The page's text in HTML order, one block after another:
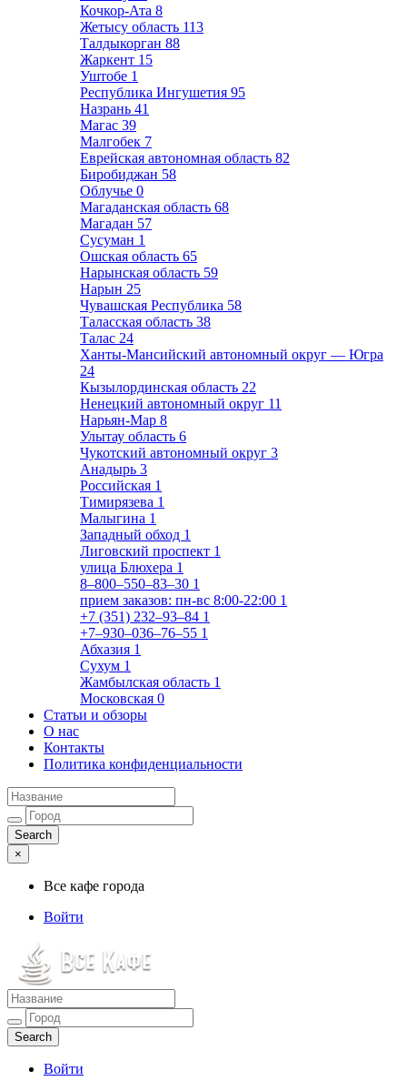
Кочкор-Ата 8
Жетысу область 113
Талдыкорган 88
Жаркент 15
Уштобе 1
Республика Ингушетия 95
Назрань 41
Магас 39
Малгобек 7
Еврейская автономная область 82
Биробиджан 58
Облучье 0
Магаданская область 68
Магадан 57
Сусуман 1
Ошская область 65
Нарынская область 59
Нарын 25
Чувашская Республика 58
Таласская область 38
Талас 24
Ханты-Мансийский автономный округ — Югра
24
Кызылординская область 22
Ненецкий автономный округ 11
Нарьян-Мар 8
Улытау область 6
Чукотский автономный округ 3
Анадырь 3
Российская 1
Тимирязева 1
Малыгина 1
Западный обход 1
Лиговский проспект 1
улица Блюхера 1
8‒800‒550‒83‒30 1
прием заказов: пн-вс 8:00-22:00 1
+7 (351) 232‒93‒84 1
+7‒930‒036‒76‒55 1
Абхазия 1
Сухум 1
Жамбылская область 1
Московская 0
Статьи и обзоры
О нас
Контакты
Политика конфиденциальности
×
Все кафе города
Войти
Все кафе города
Каталог хороших кафе
Войти